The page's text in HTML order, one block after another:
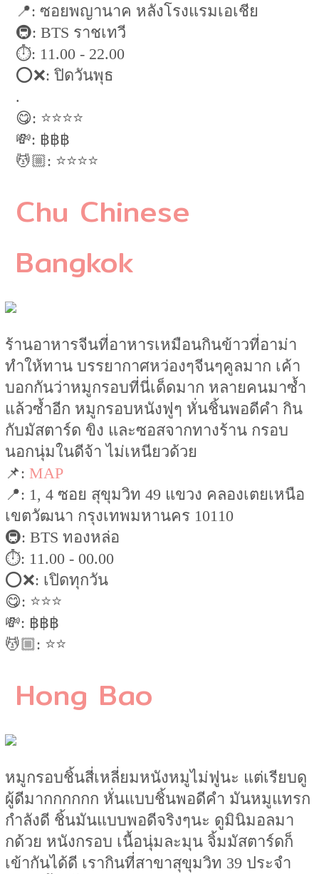
📍: ซอยพญานาค หลังโรงแรมเอเชีย
🚇: BTS ราชเทวี
⏱: 11.00 - 22.00
⭕️❌: ปิดวันพุธ
.
😋: ⭐️⭐️⭐️⭐️
💸: ฿฿฿
💆🏼: ⭐️⭐️⭐️⭐️
Chu Chinese
Bangkok
ร้านอาหารจีนที่อาหารเหมือนกินข้าวที่อาม่า
ทำให้ทาน บรรยากาศหว่องๆจีนๆคูลมาก เค้า
บอกกันว่าหมูกรอบที่นี่เด็ดมาก หลายคนมาซ้ำ
แล้วซ้ำอีก หมูกรอบหนังฟูๆ หั่นชิ้นพอดีคำ กิน
กับมัสตาร์ด ขิง และซอสจากทางร้าน กรอบ
นอกนุ่มในดีจ้า ไม่เหนียวด้วย
📌:MAP
📍: 1, 4 ซอย สุขุมวิท 49 แขวง คลองเตยเหนือ
เขตวัฒนา กรุงเทพมหานคร 10110
🚇: BTS ทองหล่อ
⏱: 11.00 - 00.00
⭕️❌: เปิดทุกวัน
😋: ⭐️⭐️⭐️
💸: ฿฿฿
💆🏼: ⭐️⭐️
Hong Bao
หมูกรอบชิ้นสี่เหลี่ยมหนังหมูไม่ฟูนะ แต่เรียบดู
ผู้ดีมากกกกกก หั่นแบบชิ้นพอดีคำ มันหมูแทรก
กำลังดี ชิ้นมันแบบพอดีจริงๆนะ ดูมินิมอลมา
กด้วย หนังกรอบ เนื้อนุ่มละมุน จิ้มมัสตาร์ดก็
เข้ากันได้ดี เรากินที่สาขาสุขุมวิท 39 ประจำ